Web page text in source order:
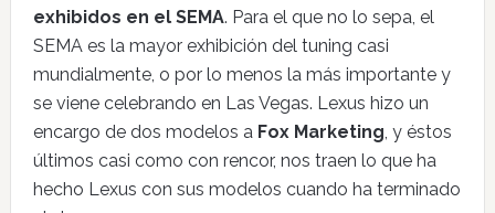
exhibidos en el SEMA. Para el que no lo sepa, el
SEMA es la mayor exhibición del tuning casi
mundialmente, o por lo menos la más importante y
se viene celebrando en Las Vegas. Lexus hizo un
encargo de dos modelos a Fox Marketing, y éstos
últimos casi como con rencor, nos traen lo que ha
hecho Lexus con sus modelos cuando ha terminado